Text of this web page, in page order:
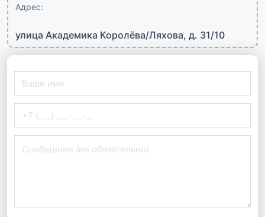
Адрес:
улица Академика Королёва/Ляхова, д. 31/10